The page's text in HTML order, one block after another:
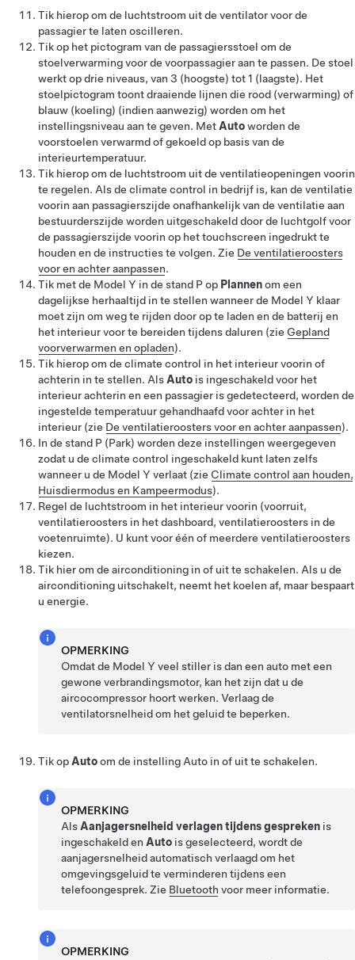
Tik hierop om de luchtstroom uit de ventilator voor de
passagier te laten oscilleren.
Tik op het pictogram van de passagiersstoel om de
stoelverwarming voor de voorpassagier aan te passen. De stoel
werkt op drie niveaus, van 3 (hoogste) tot 1 (laagste). Het
stoelpictogram toont draaiende lijnen die rood (verwarming) of
blauw (koeling) (indien aanwezig) worden om het
instellingsniveau aan te geven. MetAutoworden de
voorstoelen verwarmdof gekoeldop basis van de
interieurtemperatuur.
Tik hierop om de luchtstroom uit de ventilatieopeningen voorin
te regelen. Als de climate control in bedrijf is, kan de ventilatie
voorin aan passagierszijde onafhankelijk van de ventilatie aan
bestuurderszijde worden uitgeschakeld door de luchtgolf voor
de passagierszijde voorin op het touchscreen ingedrukt te
houden en de instructies te volgen. Zie De ventilatieroosters
voor en achter aanpassen.
Tik met de Model Y in de stand P op Plannenom een
dagelijkse herhaaltijd in te stellen wanneer de Model Y klaar
moet zijn om weg te rijden door op te laden en de batterij en
het interieur voor te bereiden tijdens daluren (zie Gepland
voorverwarmen en opladen).
Tik hierop om de climate control in het interieur voorin of
achterin in te stellen. AlsAuto is ingeschakeld voor het
interieur achterin en een passagier is gedetecteerd, worden de
ingestelde temperatuur gehandhaafd voor achter in het
interieur (zie De ventilatieroosters voor en achter aanpassen).
In de stand P (Park) worden deze instellingen weergegeven
zodat u de climate control ingeschakeld kunt laten zelfs
wanneer u de Model Y verlaat (zie Climate control aan houden,
Huisdiermodus en Kampeermodus).
Regel de luchtstroom in het interieur voorin (voorruit,
ventilatieroosters in het dashboard, ventilatieroosters in de
voetenruimte). U kunt voor één of meerdere ventilatieroosters
kiezen.
Tik hier om de airconditioning in of uit te schakelen. Als u de
airconditioning uitschakelt, neemt het koelen af, maar bespaart
u energie.
OPMERKING
Omdat de Model Y veel stiller is dan een auto met een
gewone verbrandingsmotor, kan het zijn dat u de
aircocompressor hoort werken. Verlaag de
ventilatorsnelheid om het geluid te beperken.
Tik opAutoom de instelling Auto in of uit te schakelen.
OPMERKING
AlsAanjagersnelheid verlagen tijdens gespreken is
ingeschakeld enAuto is geselecteerd, wordt de
aanjagersnelheid automatisch verlaagd om het
omgevingsgeluid te verminderen tijdens een
telefoongesprek. Zie Bluetooth voor meer informatie.
OPMERKING